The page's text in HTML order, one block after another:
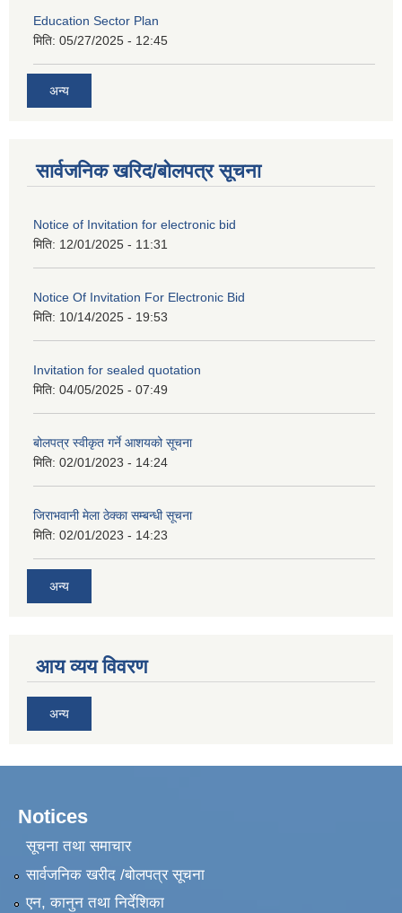
Education Sector Plan
मिति: 05/27/2025 - 12:45
अन्य
सार्वजनिक खरिद/बोलपत्र सूचना
Notice of Invitation for electronic bid
मिति: 12/01/2025 - 11:31
Notice Of Invitation For Electronic Bid
मिति: 10/14/2025 - 19:53
Invitation for sealed quotation
मिति: 04/05/2025 - 07:49
बोलपत्र स्वीकृत गर्ने आशयको सूचना
मिति: 02/01/2023 - 14:24
जिराभवानी मेला ठेक्का सम्बन्धी सूचना
मिति: 02/01/2023 - 14:23
अन्य
आय व्यय विवरण
अन्य
Notices
सूचना तथा समाचार
सार्वजनिक खरीद /बोलपत्र सूचना
एन, कानुन तथा निर्देशिका